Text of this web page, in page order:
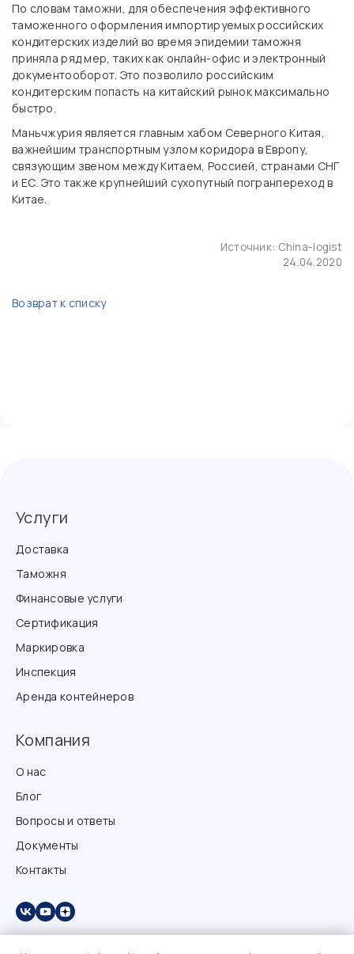
По словам таможни, для обеспечения эффективного
таможенного оформления импортируемых российских
кондитерских изделий во время эпидемии таможня
приняла ряд мер, таких как онлайн-офис и электронный
документооборот. Это позволило российским
кондитерским попасть на китайский рынок максимально
быстро.
Маньчжурия является главным хабом Северного Китая,
важнейшим транспортным узлом коридора в Европу,
связующим звеном между Китаем, Россией, странами СНГ
и ЕС. Это также крупнейший сухопутный погранпереход в
Китае.
Источник: China-logist
24.04.2020
Возврат к списку
Услуги
Доставка
Таможня
Финансовые услуги
Сертификация
Маркировка
Инспекция
Аренда контейнеров
Компания
О нас
Блог
Вопросы и ответы
Документы
Контакты